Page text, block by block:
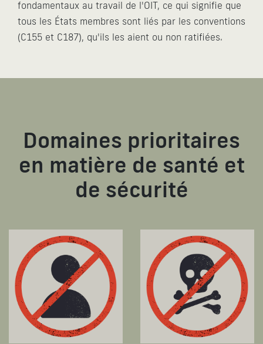
fondamentaux au travail de l'OIT, ce qui signifie que
tous les États membres sont liés par les conventions
(C155 et C187), qu'ils les aient ou non ratifiées.
Domaines prioritaires
en matière de santé et
de sécurité